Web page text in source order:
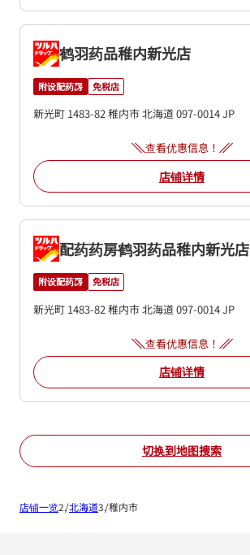
鹤羽药品稚内新光店
附设配药房 免税店
新光町 1483-82稚内市北海道097-0014JP
查看优惠信息！
店铺详情
配药药房鹤羽药品稚内新光店
附设配药房 免税店
新光町 1483-82 稚内市北海道097-0014JP
查看优惠信息！
店铺详情
切换到地图搜索
店铺一览 北海道 稚内市